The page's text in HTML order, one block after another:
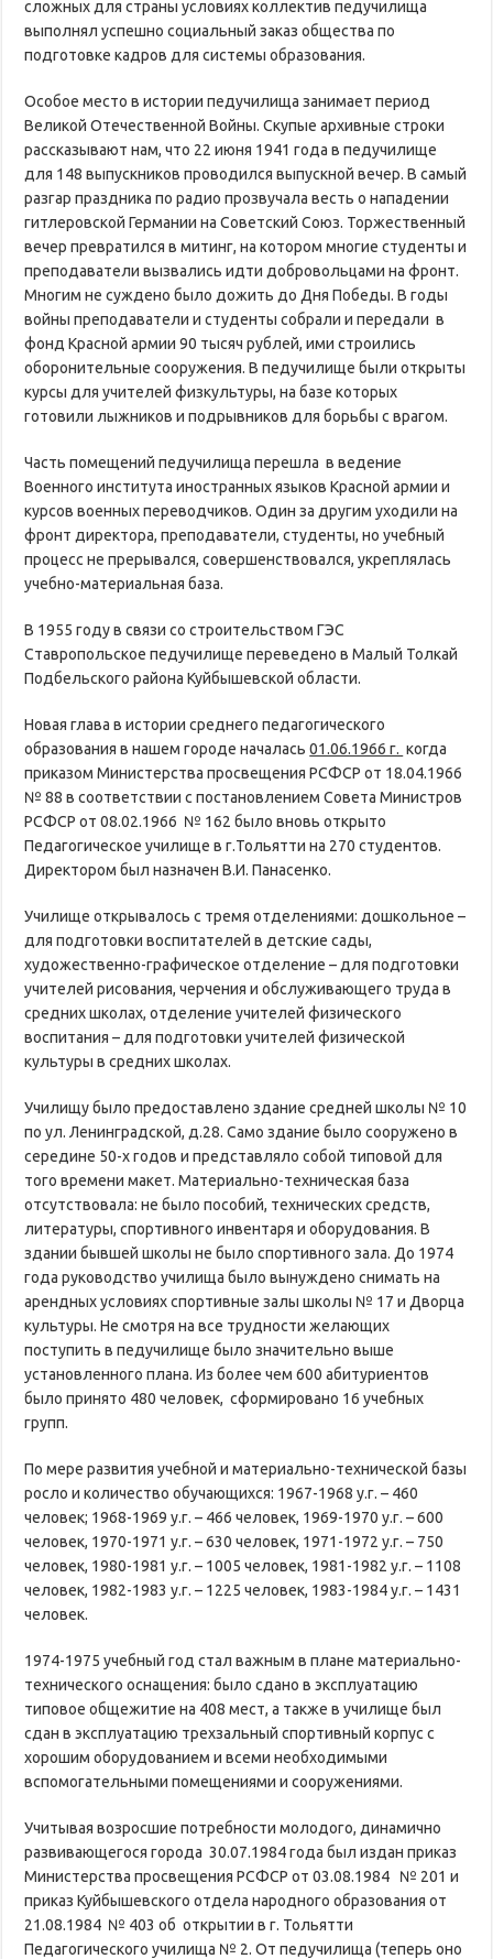
сложных для страны условиях коллектив педучилища
выполнял успешно социальный заказ общества по
подготовке кадров для системы образования.
Особое место в истории педучилища занимает период
Великой Отечественной Войны. Скупые архивные строки
рассказывают нам, что 22 июня 1941 года в педучилище
для 148 выпускников проводился выпускной вечер. В самый
разгар праздника по радио прозвучала весть о нападении
гитлеровской Германии на Советский Союз. Торжественный
вечер превратился в митинг, на котором многие студенты и
преподаватели вызвались идти добровольцами на фронт.
Многим не суждено было дожить до Дня Победы. В годы
войны преподаватели и студенты собрали и передали в
фонд Красной армии 90 тысяч рублей, ими строились
оборонительные сооружения. В педучилище были открыты
курсы для учителей физкультуры, на базе которых
готовили лыжников и подрывников для борьбы с врагом.
Часть помещений педучилища перешла в ведение
Военного института иностранных языков Красной армии и
курсов военных переводчиков. Один за другим уходили на
фронт директора, преподаватели, студенты, но учебный
процесс не прерывался, совершенствовался, укреплялась
учебно-материальная база.
В 1955 году в связи со строительством ГЭС
Ставропольское педучилище переведено в Малый Толкай
Подбельского района Куйбышевской области.
Новая глава в истории среднего педагогического
образования в нашем городе началась01.06.1966 г. когда
приказом Министерства просвещения РСФСР от 18.04.1966
№ 88 в соответствии с постановлением Совета Министров
РСФСР от 08.02.1966 № 162 было вновь открыто
Педагогическое училище в г.Тольятти на 270 студентов.
Директором был назначен В.И. Панасенко.
Училище открывалось с тремя отделениями: дошкольное –
для подготовки воспитателей в детские сады,
художественно-графическое отделение – для подготовки
учителей рисования, черчения и обслуживающего труда в
средних школах, отделение учителей физического
воспитания – для подготовки учителей физической
культуры в средних школах.
Училищу было предоставлено здание средней школы № 10
по ул. Ленинградской, д.28. Само здание было сооружено в
середине 50-х годов и представляло собой типовой для
того времени макет. Материально-техническая база
отсутствовала: не было пособий, технических средств,
литературы, спортивного инвентаря и оборудования. В
здании бывшей школы не было спортивного зала. До 1974
года руководство училища было вынуждено снимать на
арендных условиях спортивные залы школы № 17 и Дворца
культуры. Не смотря на все трудности желающих
поступить в педучилище было значительно выше
установленного плана. Из более чем 600 абитуриентов
было принято 480 человек, сформировано 16 учебных
групп.
По мере развития учебной и материально-технической базы
росло и количество обучающихся: 1967-1968 у.г. – 460
человек; 1968-1969 у.г. – 466 человек, 1969-1970 у.г. – 600
человек, 1970-1971 у.г. – 630 человек, 1971-1972 у.г. – 750
человек, 1980-1981 у.г. – 1005 человек, 1981-1982 у.г. – 1108
человек, 1982-1983 у.г. – 1225 человек, 1983-1984 у.г. – 1431
человек.
1974-1975 учебный год стал важным в плане материально-
технического оснащения: было сдано в эксплуатацию
типовое общежитие на 408 мест, а также в училище был
сдан в эксплуатацию трехзальный спортивный корпус с
хорошим оборудованием и всеми необходимыми
вспомогательными помещениями и сооружениями.
Учитывая возросшие потребности молодого, динамично
развивающегося города 30.07.1984 года был издан приказ
Министерства просвещения РСФСР от 03.08.1984 № 201 и
приказ Куйбышевского отдела народного образования от
21.08.1984 № 403 об открытии в г. Тольятти
Педагогического училища № 2. От педучилища (теперь оно